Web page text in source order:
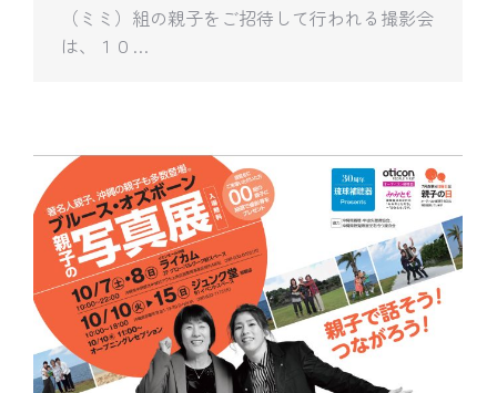
（ミミ）組の親子をご招待して行われる撮影会
は、１０…